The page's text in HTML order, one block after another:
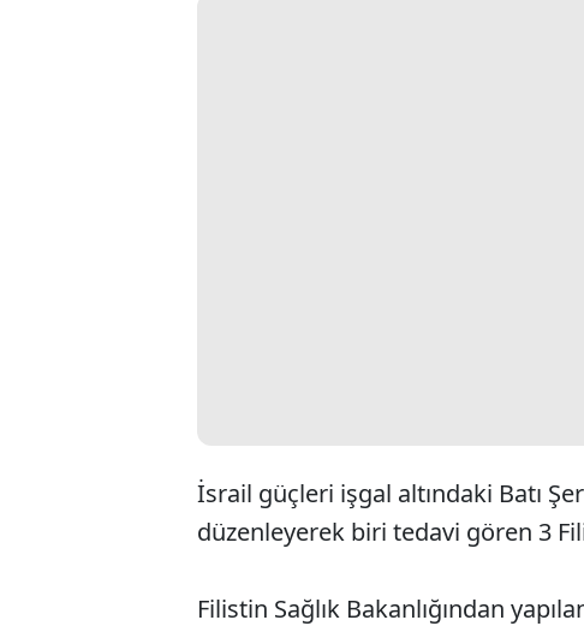
İsrail güçleri işgal altındaki Batı
düzenleyerek biri tedavi gören 3
Filistin Sağlık Bakanlığından